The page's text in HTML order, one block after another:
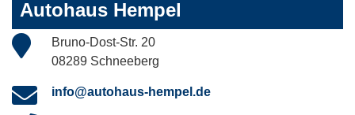
Autohaus Hempel
Bruno-Dost-Str. 20
08289 Schneeberg
info@autohaus-hempel.de